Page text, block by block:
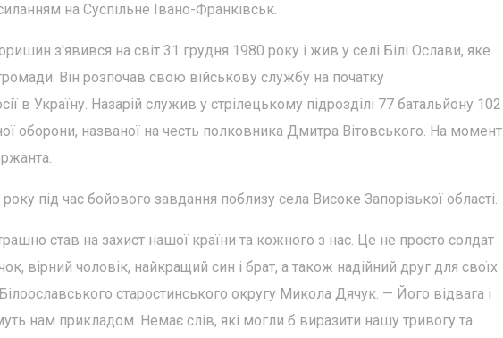
на Суспільне Івано-Франківськ.
з'явився на світ 31 грудня 1980 року і жив у селі Білі Ослави, яке
Він розпочав свою військову службу на початку
в Україну. Назарій служив у стрілецькому підрозділі 77 батальйону 102
оборони, названої на честь полковника Дмитра Вітовського. На момент
під час бойового завдання поблизу села Високе Запорізької області.
став на захист нашої країни та кожного з нас. Це не просто солдат
вірний чоловік, найкращий син і брат, а також надійний друг для своїх
старостинського округу Микола Дячук. — Його відвага і
нам прикладом. Немає слів, які могли б виразити нашу тривогу та